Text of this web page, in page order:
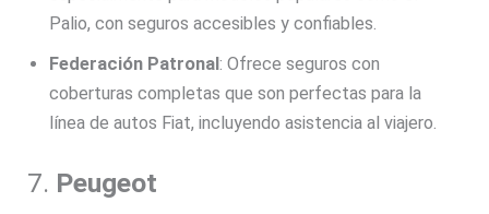
Palio, con seguros accesibles y confiables.
Federación Patronal: Ofrece seguros con
coberturas completas que son perfectas para la
línea de autos Fiat, incluyendo asistencia al viajero.
7. Peugeot